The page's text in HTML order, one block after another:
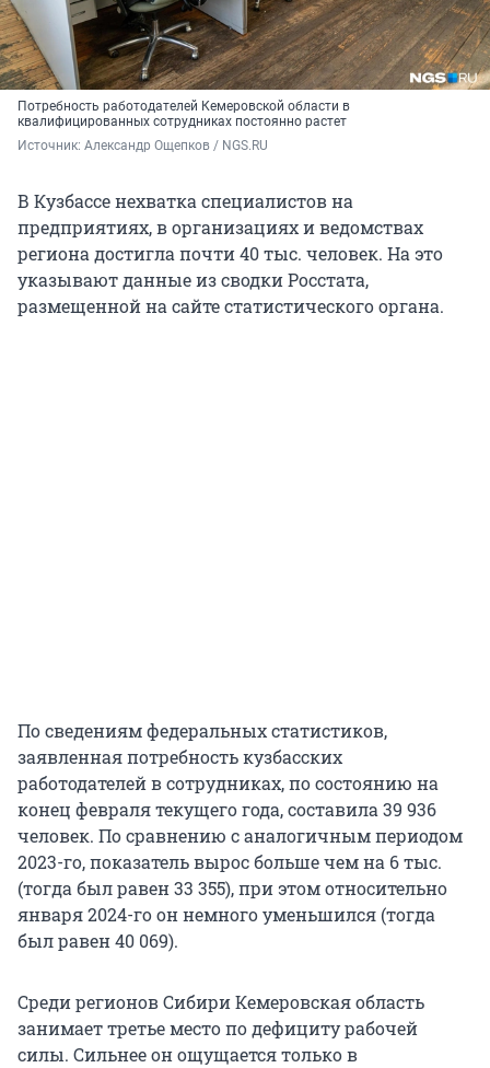
Потребность работодателей Кемеровской области в
квалифицированных сотрудниках постоянно растет
Источник: Александр Ощепков / NGS.RU
В Кузбассе нехватка специалистов на
предприятиях, в организациях и ведомствах
региона достигла почти 40 тыс. человек. На это
указывают данные из сводки Росстата,
размещенной на сайте статистического органа.
По сведениям федеральных статистиков,
заявленная потребность кузбасских
работодателей в сотрудниках, по состоянию на
конец февраля текущего года, составила 39 936
человек. По сравнению с аналогичным периодом
2023-го, показатель вырос больше чем на 6 тыс.
(тогда был равен 33 355), при этом относительно
января 2024-го он немного уменьшился (тогда
был равен 40 069).
Среди регионов Сибири Кемеровская область
занимает третье место по дефициту рабочей
силы. Сильнее он ощущается только в